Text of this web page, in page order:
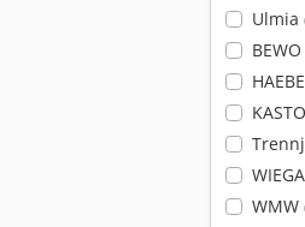
Ulmia
BEWO
KASTO
WMW